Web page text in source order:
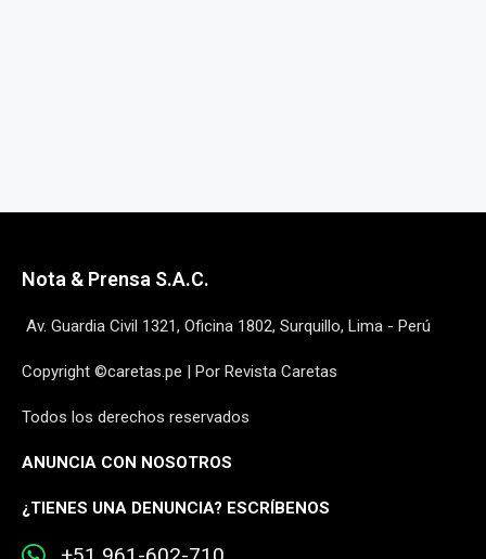
Nota & Prensa S.A.C.
Av. Guardia Civil 1321, Oficina 1802, Surquillo, Lima - Perú
Copyright ©caretas.pe | Por Revista Caretas
Todos los derechos reservados
ANUNCIA CON NOSOTROS
¿TIENES UNA DENUNCIA? ESCRÍBENOS